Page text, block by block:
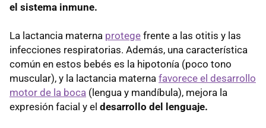
el sistema inmune.
La lactancia materna protege frente a las otitis y las
infecciones respiratorias. Además, una característica
común en estos bebés es la hipotonía (poco tono
muscular), y la lactancia materna favorece el desarrollo
motor de la boca (lengua y mandíbula), mejora la
expresión facial y el desarrollo del lenguaje.